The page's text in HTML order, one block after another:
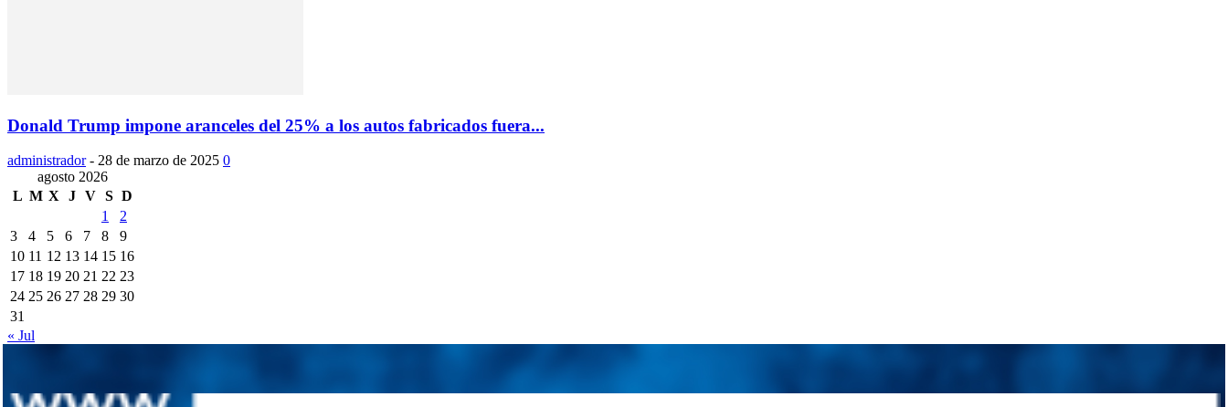
Donald Trump impone aranceles del 25% a los autos fabricados fuera...
administrador - 28 de marzo de 2025 0
agosto 2026
L M X J V S D
1
2
3
4 5 6 7 8
9
10 11 12 13 14 15 16
17 18 19 20 21 22 23
24 25 26 27 28 29 30
31
« Jul